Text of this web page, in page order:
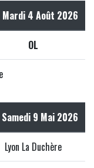
Mardi 4 Août 2026
OL
Samedi 9 Mai 2026
Lyon La Duchère